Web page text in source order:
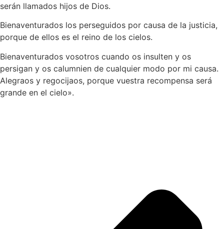
serán llamados hijos de Dios.
Bienaventurados los perseguidos por causa de la justicia,
porque de ellos es el reino de los cielos.
Bienaventurados vosotros cuando os insulten y os
persigan y os calumnien de cualquier modo por mi causa.
Alegraos y regocijaos, porque vuestra recompensa será
grande en el cielo».